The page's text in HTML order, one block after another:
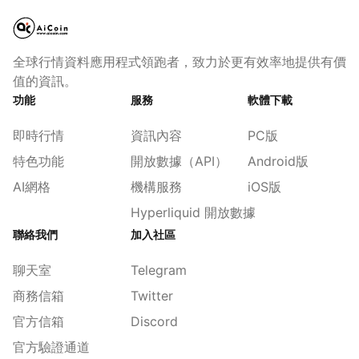
全球行情資料應用程式領跑者，致力於更有效率地提供有價
值的資訊。
功能
即時行情
特色功能
AI網格
服務
資訊內容
開放數據（API）
機構服務
Hyperliquid 開放數據
軟體下載
PC版
Android版
iOS版
聯絡我們
聊天室
商務信箱
官方信箱
官方驗證通道
加入社區
Telegram
Twitter
Discord